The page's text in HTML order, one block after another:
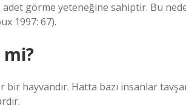
adet görme yeteneğine sahiptir. Bu
1997: 67).
mi?
hayvandır. Hatta bazı insanlar